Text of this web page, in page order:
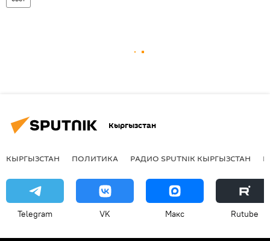
Кыргызстан
КЫРГЫЗСТАН ПОЛИТИКА РАДИО SPUTNIK КЫРГЫЗСТАН
Telegram VK Макс Rutube